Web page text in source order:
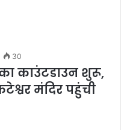
30
काउंटडाउन शुरू,
मंदिर पहुंची